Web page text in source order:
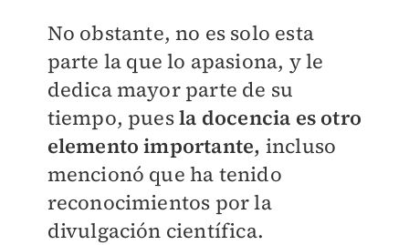
No obstante, no es solo esta
parte la que lo apasiona, y le
dedica mayor parte de su
tiempo, puesla docencia es otro
elemento importante, incluso
mencionó que ha tenido
reconocimientos por la
divulgación científica.